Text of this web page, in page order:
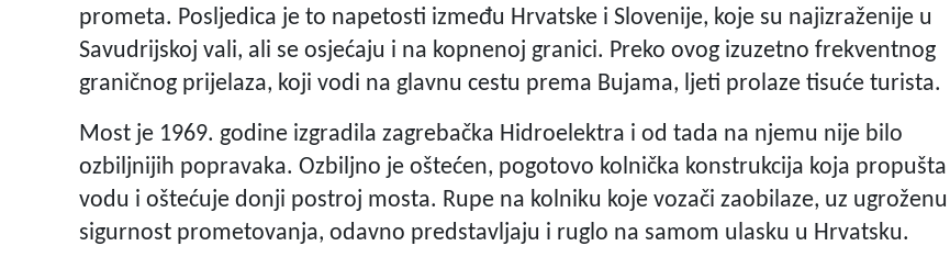
prometa. Posljedica je to napetosti između Hrvatske i Slovenije, koje su najizraženije u
Savudrijskoj vali, ali se osjećaju i na kopnenoj granici. Preko ovog izuzetno frekventnog
graničnog prijelaza, koji vodi na glavnu cestu prema Bujama, ljeti prolaze tisuće turista.
Most je 1969. godine izgradila zagrebačka Hidroelektra i od tada na njemu nije bilo
ozbiljnijih popravaka. Ozbiljno je oštećen, pogotovo kolnička konstrukcija koja propušta
vodu i oštećuje donji postroj mosta. Rupe na kolniku koje vozači zaobilaze, uz ugroženu
sigurnost prometovanja, odavno predstavljaju i ruglo na samom ulasku u Hrvatsku.